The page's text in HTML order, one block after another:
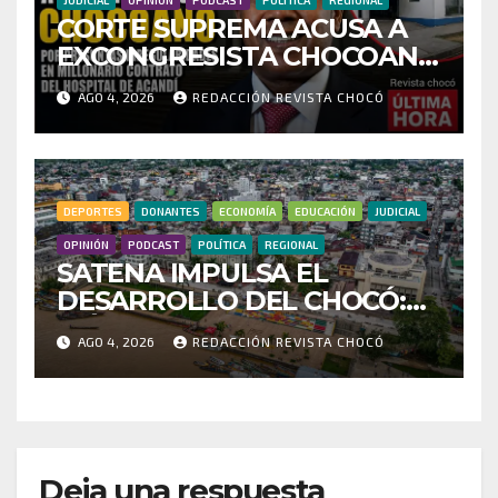
CORTE SUPREMA ACUSA A
EXCONGRESISTA CHOCOANO
POR PRESUNTAS
IRREGULARIDADES EN
MILLONARIO CONTRATO
DEL HOSPITAL DE ACANDÍ
AGO 4, 2026 REDACCIÓN REVISTA CHOCÓ
DEPORTES DONANTES ECONOMÍA EDUCACIÓN JUDICIAL
OPINIÓN PODCAST POLÍTICA REGIONAL
SATENA IMPULSA EL
DESARROLLO DEL CHOCÓ:
MÁS DE 35 MIL PASAJEROS
MOVILIZADOS Y NUEVAS
RUTAS FORTALECEN LA
AGO 4, 2026 REDACCIÓN REVISTA CHOCÓ
Deja una respuesta